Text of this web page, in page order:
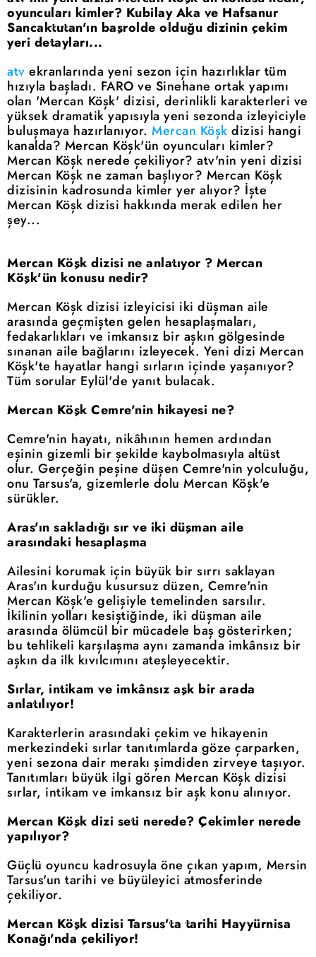
oyuncuları kimler? Kubilay Aka ve Hafsanur
Sancaktutan'ın başrolde olduğu dizinin çekim
yeri detayları...
atv ekranlarında yeni sezon için hazırlıklar tüm
hızıyla başladı. FARO ve Sinehane ortak yapımı
olan 'Mercan Köşk' dizisi, derinlikli karakterleri ve
yüksek dramatik yapısıyla yeni sezonda izleyiciyle
buluşmaya hazırlanıyor. Mercan Köşk dizisi hangi
kanalda? Mercan Köşk'ün oyuncuları kimler?
Mercan Köşk nerede çekiliyor? atv'nin yeni dizisi
Mercan Köşk ne zaman başlıyor? Mercan Köşk
dizisinin kadrosunda kimler yer alıyor? İşte
Mercan Köşk dizisi hakkında merak edilen her
şey...
Mercan Köşk dizisi ne anlatıyor ? Mercan
Köşk'ün konusu nedir?
Mercan Köşk dizisi izleyicisi iki düşman aile
arasında geçmişten gelen hesaplaşmaları,
fedakarlıkları ve imkansız bir aşkın gölgesinde
sınanan aile bağlarını izleyecek. Yeni dizi Mercan
Köşk'te hayatlar hangi sırların içinde yaşanıyor?
Tüm sorular Eylül'de yanıt bulacak.
Mercan Köşk Cemre'nin hikayesi ne?
Cemre'nin hayatı, nikâhının hemen ardından
eşinin gizemli bir şekilde kaybolmasıyla altüst
olur. Gerçeğin peşine düşen Cemre'nin yolculuğu,
onu Tarsus'a, gizemlerle dolu Mercan Köşk'e
sürükler.
Aras'ın sakladığı sır ve iki düşman aile
arasındaki hesaplaşma
Ailesini korumak için büyük bir sırrı saklayan
Aras'ın kurduğu kusursuz düzen, Cemre'nin
Mercan Köşk'e gelişiyle temelinden sarsılır.
İkilinin yolları kesiştiğinde, iki düşman aile
arasında ölümcül bir mücadele baş gösterirken;
bu tehlikeli karşılaşma aynı zamanda imkânsız bir
aşkın da ilk kıvılcımını ateşleyecektir.
Sırlar, intikam ve imkânsız aşk bir arada
anlatılıyor!
Karakterlerin arasındaki çekim ve hikayenin
merkezindeki sırlar tanıtımlarda göze çarparken,
yeni sezona dair merakı şimdiden zirveye taşıyor.
Tanıtımları büyük ilgi gören Mercan Köşk dizisi
sırlar, intikam ve imkansız bir aşk konu alınıyor.
Mercan Köşk dizi seti nerede? Çekimler nerede
yapılıyor?
Güçlü oyuncu kadrosuyla öne çıkan yapım, Mersin
Tarsus'un tarihi ve büyüleyici atmosferinde
çekiliyor.
Mercan Köşk dizisi Tarsus'ta tarihi Hayyürnisa
Konağı'nda çekiliyor!